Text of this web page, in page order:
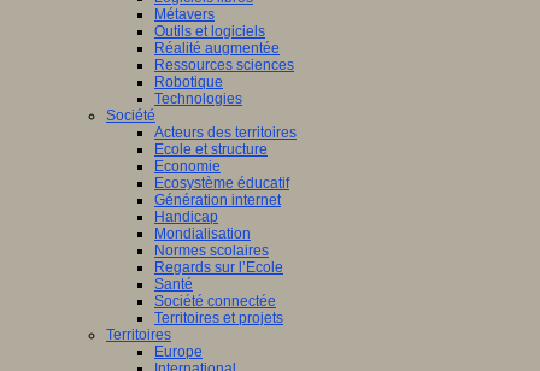
Métavers
Outils et logiciels
Réalité augmentée
Ressources sciences
Robotique
Technologies
Société
Acteurs des territoires
Ecole et structure
Economie
Ecosystème éducatif
Génération internet
Handicap
Mondialisation
Normes scolaires
Regards sur l’Ecole
Santé
Société connectée
Territoires et projets
Territoires
Europe